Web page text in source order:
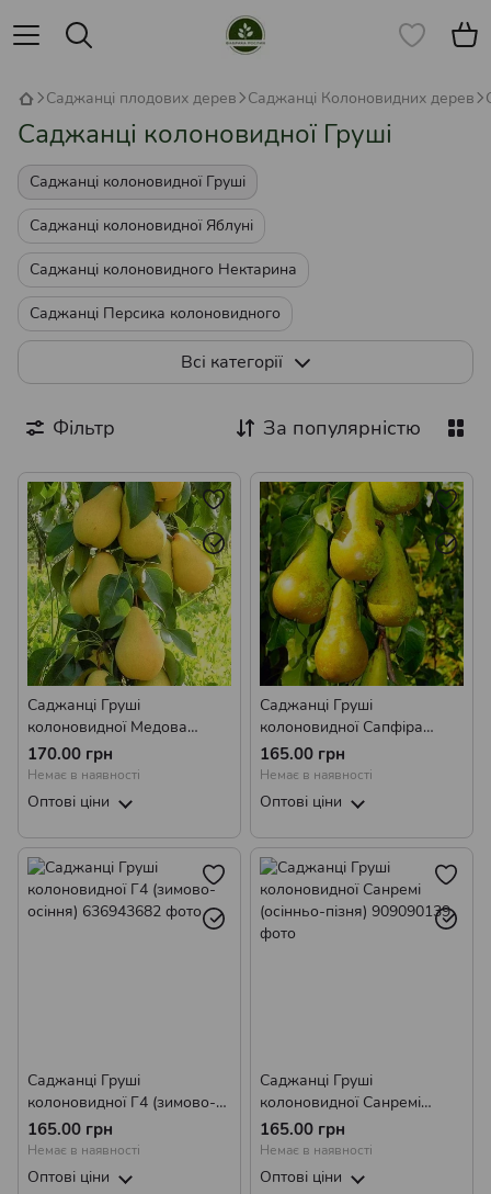
Саджанці плодових дерев Саджанці Колоновидних дерев
Саджанці колоновидної Груші
Саджанці колоновидної Груші
Саджанці колоновидної Яблуні
Саджанці колоновидного Нектарина
Саджанці Персика колоновидного
Саджанці колоновидної Черешні
Саджанці колоновидної Аличі
Саджанці колоновидної Вишні
Саджанці Абрикоса колоновидного
Всі категорії
Фільтр За популярністю
Саджанці Груші
колоновидної Медова
(пізньоосіння)
170.00 грн
Немає в наявності
Оптові ціни
Саджанці Груші
колоновидної Сапфіра
(осінньо-пізня)
165.00 грн
Немає в наявності
Оптові ціни
Саджанці Груші
колоновидної Г4 (зимово-
осіння)
165.00 грн
Немає в наявності
Оптові ціни
Саджанці Груші
колоновидної Санремі
(осінньо-пізня)
165.00 грн
Немає в наявності
Оптові ціни